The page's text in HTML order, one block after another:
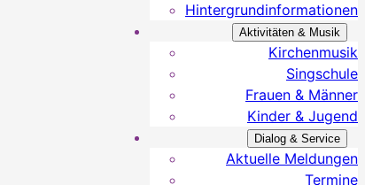
Hintergrundinformationen
Aktivitäten & Musik
Kirchenmusik
Singschule
Frauen & Männer
Kinder & Jugend
Dialog & Service
Aktuelle Meldungen
Termine